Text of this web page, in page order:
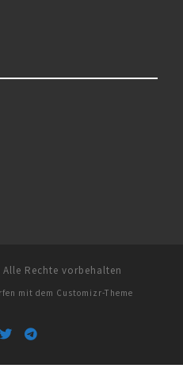
Rechte vorbehalten
mit dem Customizr-Theme